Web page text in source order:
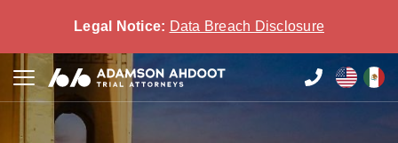
Legal Notice: Data Breach Disclosure